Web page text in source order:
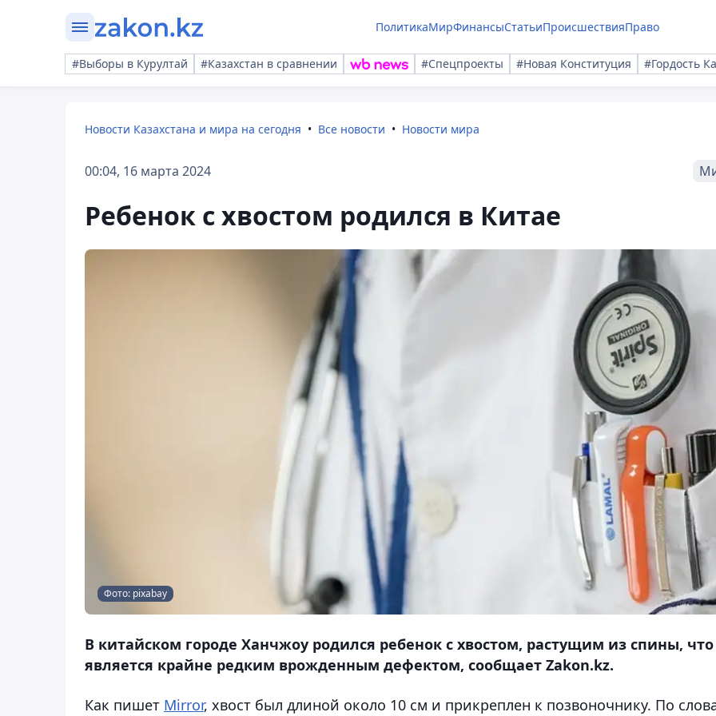
ПолитикаМирФинансыСтатьиПроисшествияПраво
#Выборы в Курултай #Казахстан в сравнении #Спецпроекты #Новая Конституция #Гордость
Новости Казахстана и мира на сегодня Все новости Новости мира
00:04, 16 марта 2024
Ребенок с хвостом родился в Китае
Фото: pixabay
В китайском городе Ханчжоу родился ребенок с хвостом, растущим из спины, что
является крайне редким врожденным дефектом, сообщает Zakon.kz.
Как пишет Mirror, хвост был длиной около 10 см и прикреплен к позвоночнику. По